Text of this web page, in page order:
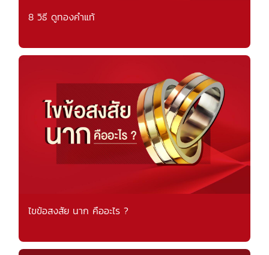
8 วิธี ดูทองคำแท้
ไขข้อสงสัย นาก คืออะไร ?